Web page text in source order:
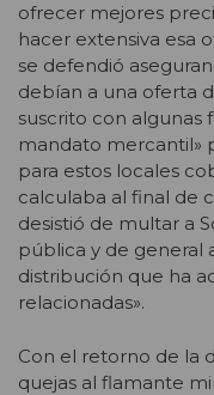
ofrecer mejores
hacer extensiva esa
se defendió
debían a una oferta
suscrito con algunas
mandato mercantil»
para estos locales
calculaba al final de
desistió de multar a
pública y de general
distribución que ha
relacionadas».
Con el retorno de la
quejas al flamante